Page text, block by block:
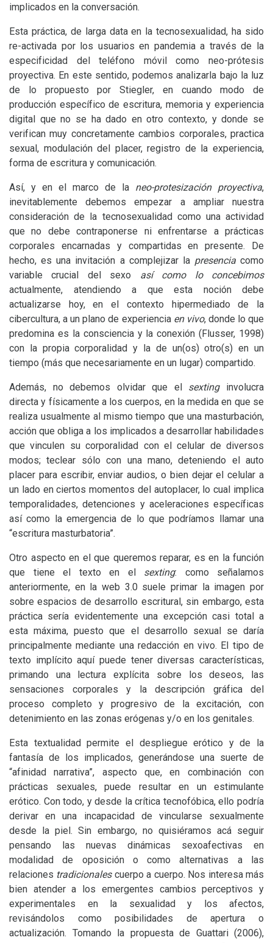
implicados en la conversación.
Esta práctica, de larga data en la tecnosexualidad, ha sido
re-activada por los usuarios en pandemia a través de la
especificidad del teléfono móvil como neo-prótesis
proyectiva. En este sentido, podemos analizarla bajo la luz
de lo propuesto por Stiegler, en cuando modo de
producción específico de escritura, memoria y experiencia
digital que no se ha dado en otro contexto, y donde se
verifican muy concretamente cambios corporales, practica
sexual, modulación del placer, registro de la experiencia,
forma de escritura y comunicación.
Así, y en el marco de la neo-protesización proyectiva,
inevitablemente debemos empezar a ampliar nuestra
consideración de la tecnosexualidad como una actividad
que no debe contraponerse ni enfrentarse a prácticas
corporales encarnadas y compartidas en presente. De
hecho, es una invitación a complejizar la presenciacomo
variable crucial del sexo así como lo concebimos
actualmente, atendiendo a que esta noción debe
actualizarse hoy, en el contexto hipermediado de la
cibercultura, a un plano de experiencia en vivo, donde lo que
predomina es la consciencia y la conexión (Flusser, 1998)
con la propia corporalidad y la de un(os) otro(s) en un
tiempo (más que necesariamente en un lugar) compartido.
Además, no debemos olvidar que el sexting involucra
directa y físicamente a los cuerpos, en la medida en que se
realiza usualmente al mismo tiempo que una masturbación,
acción que obliga a los implicados a desarrollar habilidades
que vinculen su corporalidad con el celular de diversos
modos; teclear sólo con una mano, deteniendo el auto
placer para escribir, enviar audios, o bien dejar el celular a
un lado en ciertos momentos del autoplacer, lo cual implica
temporalidades, detenciones y aceleraciones específicas
así como la emergencia de lo que podríamos llamar una
“escritura masturbatoria”.
Otro aspecto en el que queremos reparar, es en la función
que tiene el texto en el sexting: como señalamos
anteriormente, en la web 3.0 suele primar la imagen por
sobre espacios de desarrollo escritural, sin embargo, esta
práctica sería evidentemente una excepción casi total a
esta máxima, puesto que el desarrollo sexual se daría
principalmente mediante una redacción en vivo. El tipo de
texto implícito aquí puede tener diversas características,
primando una lectura explícita sobre los deseos, las
sensaciones corporales y la descripción gráfica del
proceso completo y progresivo de la excitación, con
detenimiento en las zonas erógenas y/o en los genitales.
Esta textualidad permite el despliegue erótico y de la
fantasía de los implicados, generándose una suerte de
“afinidad narrativa”, aspecto que, en combinación con
prácticas sexuales, puede resultar en un estimulante
erótico. Con todo, y desde la crítica tecnofóbica, ello podría
derivar en una incapacidad de vincularse sexualmente
desde la piel. Sin embargo, no quisiéramos acá seguir
pensando las nuevas dinámicas sexoafectivas en
modalidad de oposición o como alternativas a las
relaciones tradicionales cuerpo a cuerpo. Nos interesa más
bien atender a los emergentes cambios perceptivos y
experimentales en la sexualidad y los afectos,
revisándolos como posibilidades de apertura o
actualización. Tomando la propuesta de Guattari (2006),